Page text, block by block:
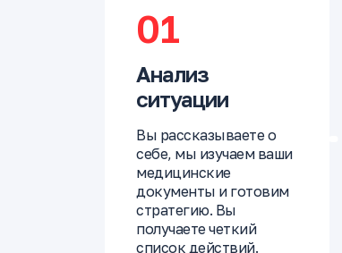
01
Анализ
ситуации
Вы рассказываете о
себе, мы изучаем ваши
медицинские
документы и готовим
стратегию. Вы
получаете четкий
список действий.